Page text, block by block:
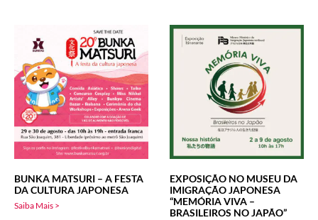
BUNKA MATSURI – A FESTA
DA CULTURA JAPONESA
Saiba Mais >
EXPOSIÇÃO NO MUSEU DA
IMIGRAÇÃO JAPONESA
“MEMÓRIA VIVA –
BRASILEIROS NO JAPÃO”